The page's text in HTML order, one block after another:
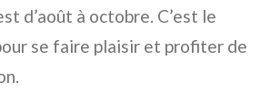
d’août à octobre. C’est le
se faire plaisir et profiter de